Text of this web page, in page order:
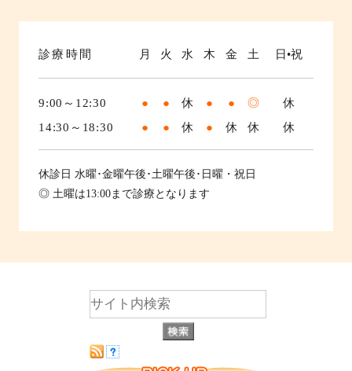
診療時間 月 火 水 木 金 土 日•祝
9:00～12:30 ● ● 休 ● ● ◎
休
14:30～18:30
● ● 休 ● 休 休 休
休診日 水曜･金曜午後･土曜午後･日曜・祝日
◎ 土曜は13:00まで診療となります